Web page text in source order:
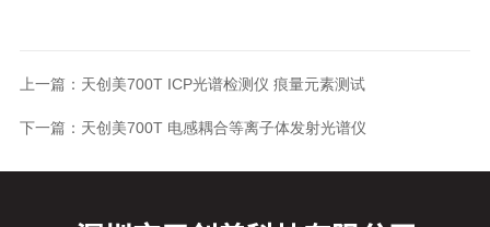
上一篇： 天创美700T ICP光谱检测仪 痕量元素测试
下一篇： 天创美700T 电感耦合等离子体发射光谱仪